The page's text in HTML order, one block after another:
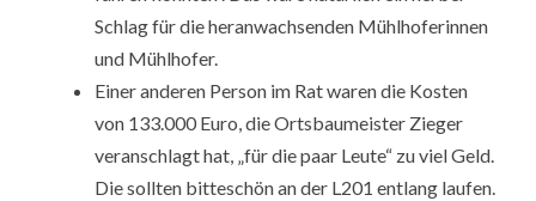
Schlag für die heranwachsenden Mühlhoferinnen
und Mühlhofer.
Einer anderen Person im Rat waren die Kosten
von 133.000 Euro, die Ortsbaumeister Zieger
veranschlagt hat, „für die paar Leute“ zu viel Geld.
Die sollten bitteschön an der L201 entlang laufen.